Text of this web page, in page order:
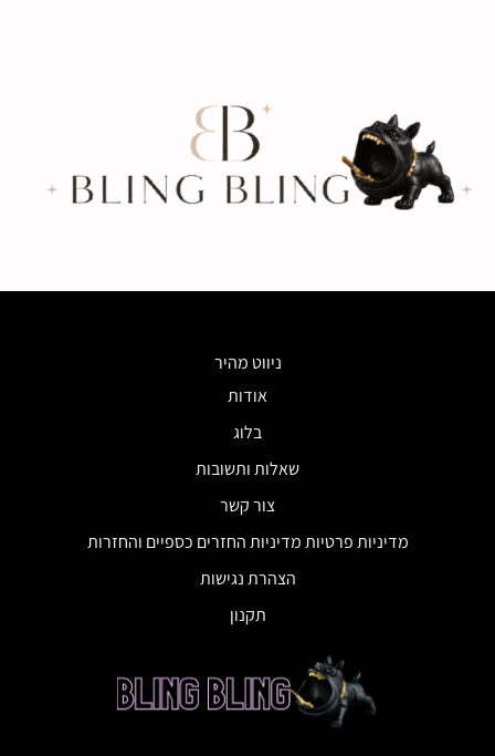
ניווט מהיר
אודות
בלוג
שאלות ותשובות
צור קשר
מדיניות פרטיות מדיניות החזרים כספיים והחזרות
הצהרת נגישות
תקנון